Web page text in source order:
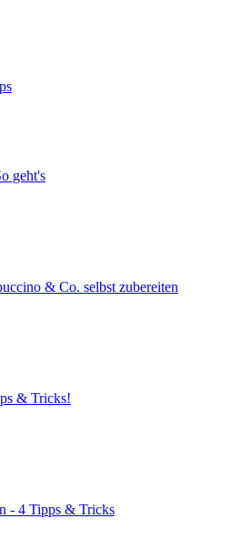
geht's
& Co. selbst zubereiten
& Tricks!
- 4 Tipps & Tricks